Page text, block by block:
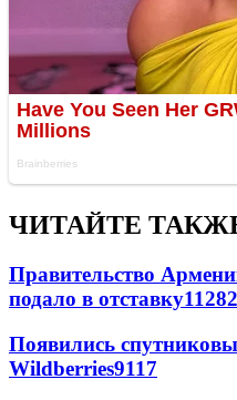
ЧИТАЙТЕ
Правительство
подало в отставку11282
Появились
Wildberries9117